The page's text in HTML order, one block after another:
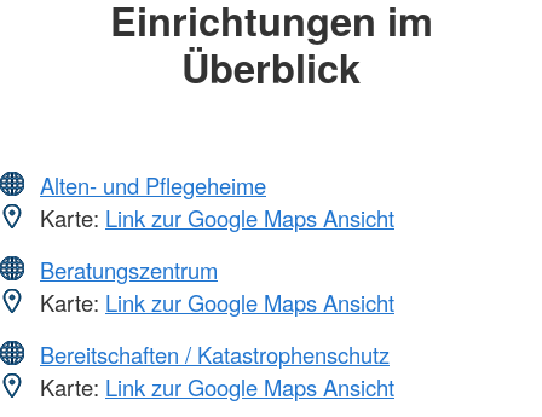
Einrichtungen im
Überblick
Alten- und Pflegeheime
Karte: Link zur Google Maps Ansicht
Beratungszentrum
Karte: Link zur Google Maps Ansicht
Bereitschaften / Katastrophenschutz
Karte: Link zur Google Maps Ansicht